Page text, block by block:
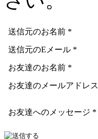
送信元のお名前 *
送信元のEメール *
お友達のお名前 *
お友達のメールアドレス
お友達へのメッセージ *